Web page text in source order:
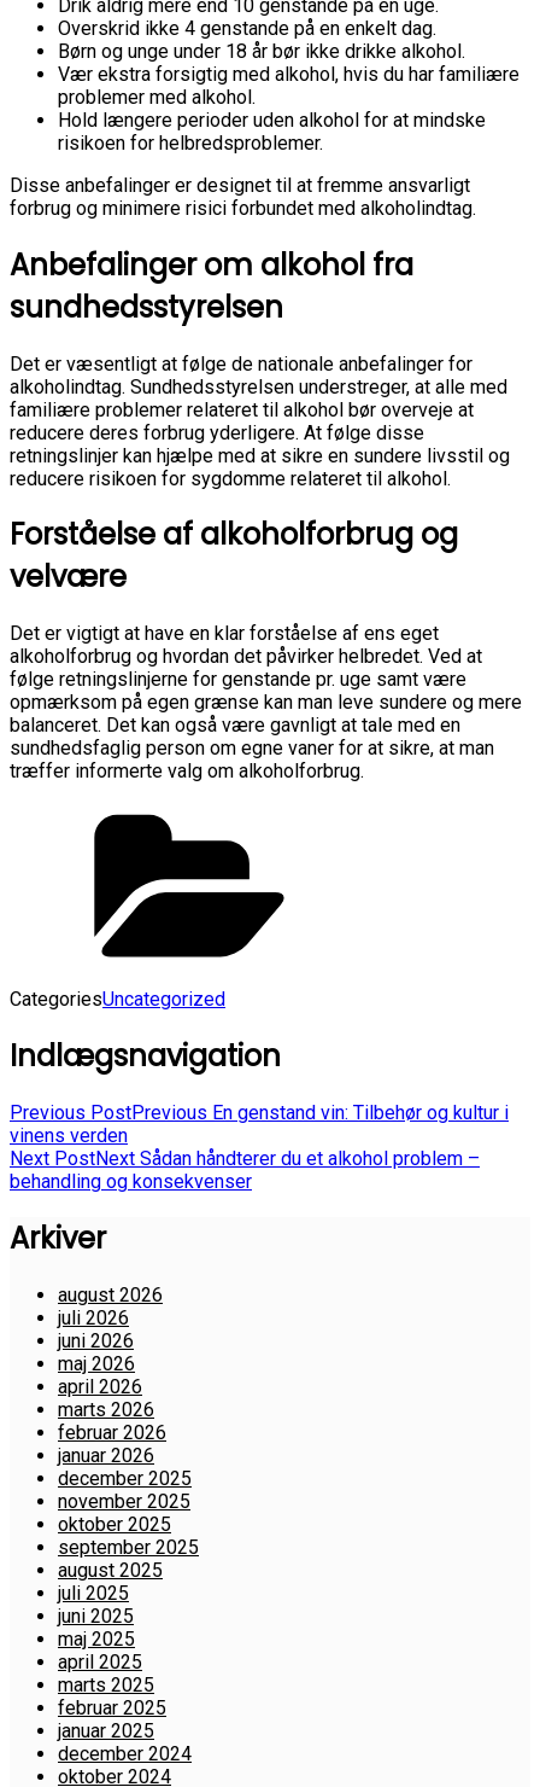
Drik aldrig mere end 10 genstande på en uge.
Overskrid ikke 4 genstande på en enkelt dag.
Børn og unge under 18 år bør ikke drikke alkohol.
Vær ekstra forsigtig med alkohol, hvis du har familiære
problemer med alkohol.
Hold længere perioder uden alkohol for at mindske
risikoen for helbredsproblemer.
Disse anbefalinger er designet til at fremme ansvarligt
forbrug og minimere risici forbundet med alkoholindtag.
Anbefalinger om alkohol fra
sundhedsstyrelsen
Det er væsentligt at følge de nationale anbefalinger for
alkoholindtag. Sundhedsstyrelsen understreger, at alle med
familiære problemer relateret til alkohol bør overveje at
reducere deres forbrug yderligere. At følge disse
retningslinjer kan hjælpe med at sikre en sundere livsstil og
reducere risikoen for sygdomme relateret til alkohol.
Forståelse af alkoholforbrug og
velvære
Det er vigtigt at have en klar forståelse af ens eget
alkoholforbrug og hvordan det påvirker helbredet. Ved at
følge retningslinjerne for genstande pr. uge samt være
opmærksom på egen grænse kan man leve sundere og mere
balanceret. Det kan også være gavnligt at tale med en
sundhedsfaglig person om egne vaner for at sikre, at man
træffer informerte valg om alkoholforbrug.
CategoriesUncategorized
Indlægsnavigation
Previous PostPrevious En genstand vin: Tilbehør og kultur i
vinens verden
Next PostNext Sådan håndterer du et alkohol problem –
behandling og konsekvenser
Arkiver
august 2026
juli 2026
juni 2026
maj 2026
april 2026
marts 2026
februar 2026
januar 2026
december 2025
november 2025
oktober 2025
september 2025
august 2025
juli 2025
juni 2025
maj 2025
april 2025
marts 2025
februar 2025
januar 2025
december 2024
oktober 2024